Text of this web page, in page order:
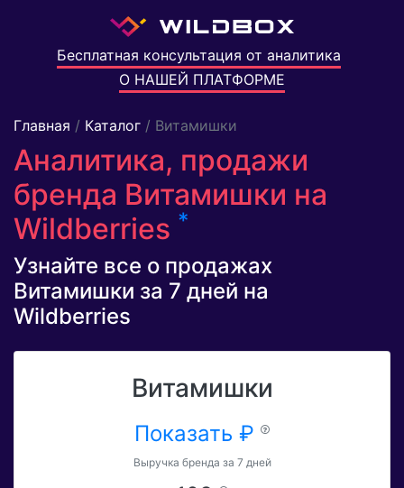
Бесплатная консультация от аналитика
О НАШЕЙ ПЛАТФОРМЕ
Главная / Каталог / Витамишки
Аналитика, продажи
бренда Витамишки на
Wildberries *
Узнайте все о продажах
Витамишки за 7 дней на
Wildberries
Витамишки
Показать ₽
Выручка бренда за 7 дней